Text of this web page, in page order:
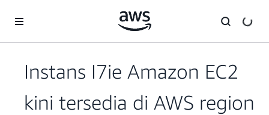
Instans I7ie Amazon EC2
kini tersedia di AWS region